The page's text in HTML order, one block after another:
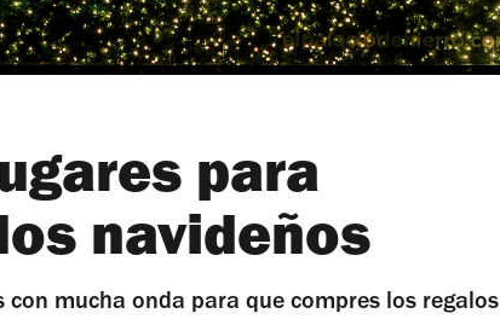
para
navideños
con mucha onda para que compres los regalos